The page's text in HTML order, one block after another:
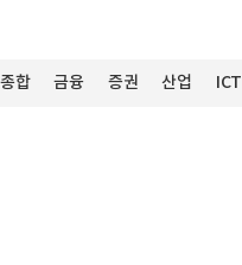
종합 금융 증권 산업 ICT